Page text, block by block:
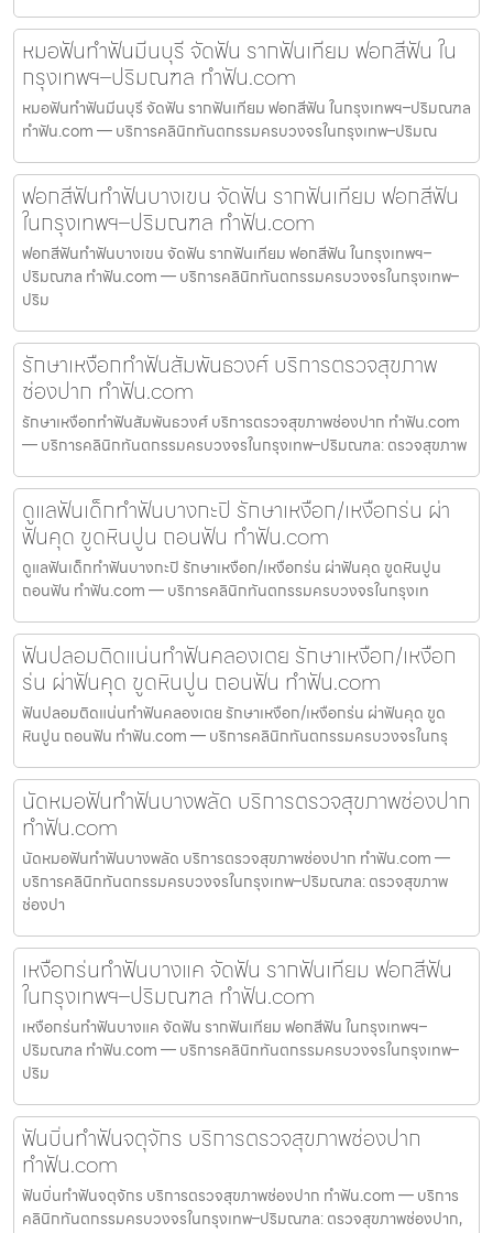
หมอฟันทำฟันมีนบุรี จัดฟัน รากฟันเทียม ฟอกสีฟัน ใน
กรุงเทพฯ–ปริมณฑล ทำฟัน.com
หมอฟันทำฟันมีนบุรี จัดฟัน รากฟันเทียม ฟอกสีฟัน ในกรุงเทพฯ–ปริมณฑล
ทำฟัน.com — บริการคลินิกทันตกรรมครบวงจรในกรุงเทพ–ปริมณ
ฟอกสีฟันทำฟันบางเขน จัดฟัน รากฟันเทียม ฟอกสีฟัน
ในกรุงเทพฯ–ปริมณฑล ทำฟัน.com
ฟอกสีฟันทำฟันบางเขน จัดฟัน รากฟันเทียม ฟอกสีฟัน ในกรุงเทพฯ–
ปริมณฑล ทำฟัน.com — บริการคลินิกทันตกรรมครบวงจรในกรุงเทพ–
ปริม
รักษาเหงือกทำฟันสัมพันธวงศ์ บริการตรวจสุขภาพ
ช่องปาก ทำฟัน.com
รักษาเหงือกทำฟันสัมพันธวงศ์ บริการตรวจสุขภาพช่องปาก ทำฟัน.com
— บริการคลินิกทันตกรรมครบวงจรในกรุงเทพ–ปริมณฑล: ตรวจสุขภาพ
ดูแลฟันเด็กทำฟันบางกะปิ รักษาเหงือก/เหงือกร่น ผ่า
ฟันคุด ขูดหินปูน ถอนฟัน ทำฟัน.com
ดูแลฟันเด็กทำฟันบางกะปิ รักษาเหงือก/เหงือกร่น ผ่าฟันคุด ขูดหินปูน
ถอนฟัน ทำฟัน.com — บริการคลินิกทันตกรรมครบวงจรในกรุงเท
ฟันปลอมติดแน่นทำฟันคลองเตย รักษาเหงือก/เหงือก
ร่น ผ่าฟันคุด ขูดหินปูน ถอนฟัน ทำฟัน.com
ฟันปลอมติดแน่นทำฟันคลองเตย รักษาเหงือก/เหงือกร่น ผ่าฟันคุด ขูด
หินปูน ถอนฟัน ทำฟัน.com — บริการคลินิกทันตกรรมครบวงจรในกรุ
นัดหมอฟันทำฟันบางพลัด บริการตรวจสุขภาพช่องปาก
ทำฟัน.com
นัดหมอฟันทำฟันบางพลัด บริการตรวจสุขภาพช่องปาก ทำฟัน.com —
บริการคลินิกทันตกรรมครบวงจรในกรุงเทพ–ปริมณฑล: ตรวจสุขภาพ
ช่องปา
เหงือกร่นทำฟันบางแค จัดฟัน รากฟันเทียม ฟอกสีฟัน
ในกรุงเทพฯ–ปริมณฑล ทำฟัน.com
เหงือกร่นทำฟันบางแค จัดฟัน รากฟันเทียม ฟอกสีฟัน ในกรุงเทพฯ–
ปริมณฑล ทำฟัน.com — บริการคลินิกทันตกรรมครบวงจรในกรุงเทพ–
ปริม
ฟันบิ่นทำฟันจตุจักร บริการตรวจสุขภาพช่องปาก
ทำฟัน.com
ฟันบิ่นทำฟันจตุจักร บริการตรวจสุขภาพช่องปาก ทำฟัน.com — บริการ
คลินิกทันตกรรมครบวงจรในกรุงเทพ–ปริมณฑล: ตรวจสุขภาพช่องปาก,